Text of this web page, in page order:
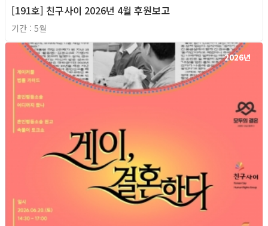
[191호] 친구사이 2026년 4월 후원보고
기간 : 5월
2026년